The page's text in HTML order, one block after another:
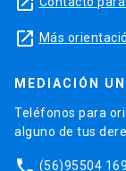
launch Más
MEDIACIÓN
Teléfonos para
alguno de tus
(56)95504